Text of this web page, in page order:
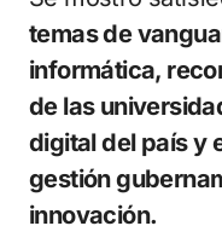
temas de
informática,
de las
digital del país y
gestión
innovación.